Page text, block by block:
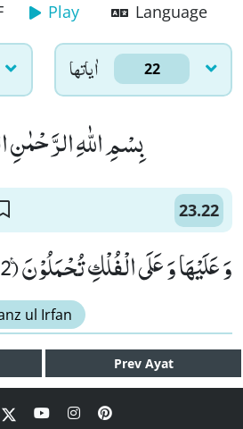
Play Language
اٰياتها 22
بِسْمِ اللّٰهِ
23.22
وَ عَلَیْهَا وَ عَلَى الْفُلْكِ تُحْمَلُوْنَ۠ (22)
ul Irfan
Prev Ayat